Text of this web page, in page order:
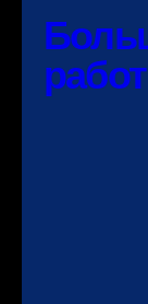
работ